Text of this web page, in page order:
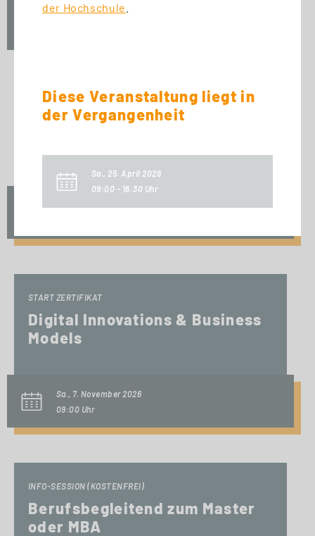
Mo., 5. Oktober 2026
START ZERTIFIKAT
START ZERTIFIKAT
Digital Innovations & Business
Models
Sa., 7. November 2026
09:00 Uhr
INFO-SESSION (KOSTENFREI)
Berufsbegleitend zum Master
oder MBA
der Hochschule
Diese Veranstaltung liegt in
der Vergangenheit
Sa., 25. April 2026
09:00 - 16:30 Uhr